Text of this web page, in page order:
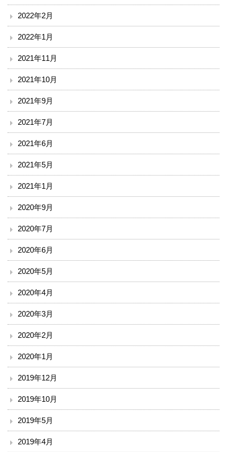
ボランティア
臨床研究について
治験事務局
入札情報
備北メディカルネットワーク
ご意見
閉じる
2022年2月
2022年1月
2021年11月
2021年10月
2021年9月
2021年7月
2021年6月
2021年5月
2021年1月
2020年9月
2020年7月
2020年6月
2020年5月
2020年4月
2020年3月
2020年2月
2020年1月
2019年12月
2019年10月
2019年5月
2019年4月